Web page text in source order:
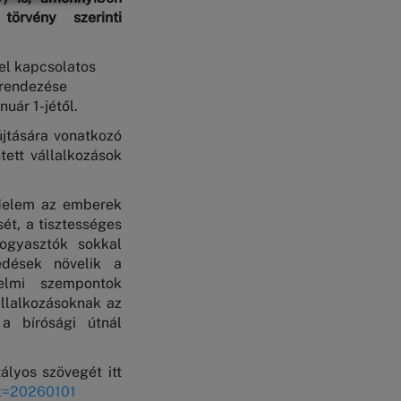
szerinti
kapcsolatos
1-jétől.
vonatkozó
vállalkozások
az emberek
a tisztességes
sokkal
növelik a
szempontok
az
bírósági útnál
szövegét itt